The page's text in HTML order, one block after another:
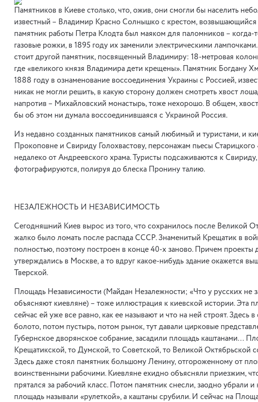
Памятников в Киеве столько, что, ожив, они смогли бы населить
известный – Владимир Красно Солнышко с крестом, возвышающийся
памятник работы Петра Клодта был маяком для паломников – когда-
газовые рожки, в 1895 году их заменили электрическими
стоит другой памятник, посвященный Владимиру: 18-метровая
где «великого князя Владимира дети крещены». Памятник Богдану
1888 году в ознаменование воссоединения Украины с Россией,
никак не могли решить, в какую сторону должен смотреть хвост
напротив – Михайловский монастырь, тоже нехорошо. В общем,
бы об этом ни думала воссоединившаяся с Украиной Россия.
Из недавно созданных памятников самый любимый и туристами, и
Прокоповне и Свириду Голохвастову, персонажам пьесы
недалеко от Андреевского храма. Туристы подсаживаются к
фотографируются, полируя до блеска Пронину талию.
НЕЗАЛЕЖНОСТЬ И НЕЗАВИСИМОСТЬ
Сегодняшний Киев вырос из того, что сохранилось после Великой
жалко было ломать после распада СССР. Знаменитый Крещатик в
полностью, поэтому построен в конце 40-х заново. Причем проекты
утверждались в Москве, а то вдруг какое-нибудь здание окажется
Тверской.
Площадь Независимости (Майдан Незалежности; «Что у русских не
объясняют киевляне) – тоже иллюстрация к киевской истории. Эта
сейчас ей уже все равно, как ее называют и что на ней строят. Здесь
болото, потом пустырь, потом рынок, тут давали цирковые
Губернское дворянское собрание, засадили площадь каштанами…
Крещатикской, то Думской, то Советской, то Великой Октябрьской
Здесь даже стоял памятник большому Ленину, отгороженному от
воинственными рабочими. Киевляне ехидно объясняли приезжим,
прятался за рабочий класс. Потом памятник снесли, заодно убрали
площадь называли «рулеткой», а каштаны срубили. И сейчас на